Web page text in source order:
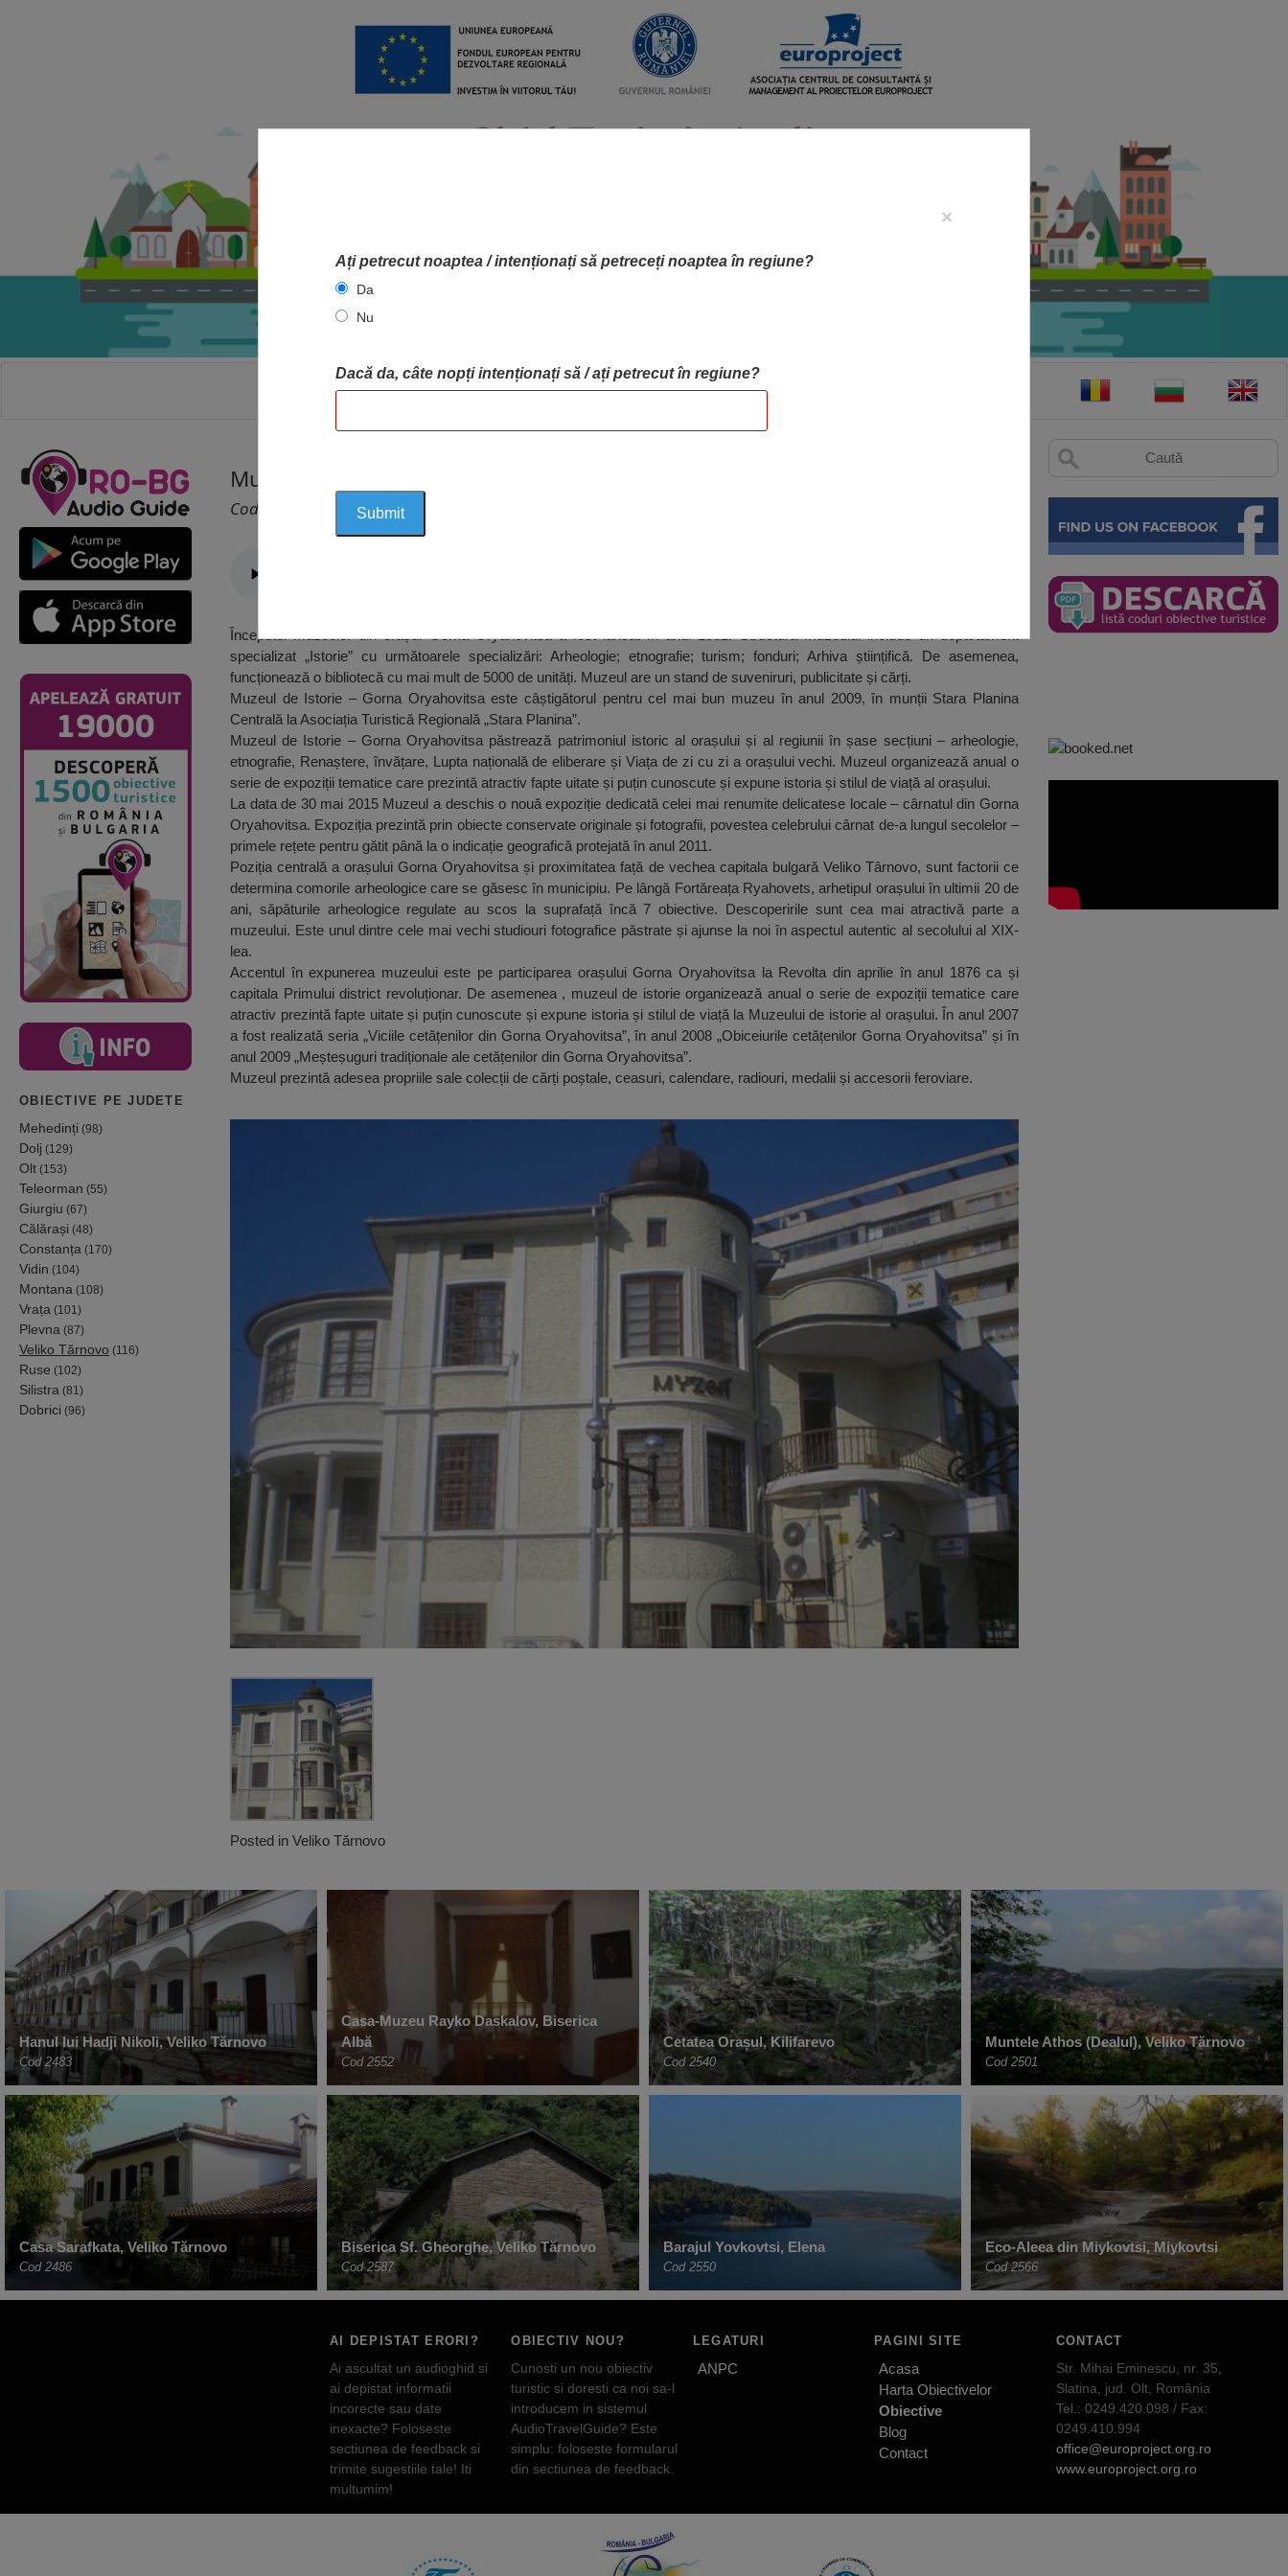
ACASA HARTA OBIECTIVELOR OBIECTIVE
OBIECTIVE PE JUDETE
Mehedinți (98)
Dolj (129)
Olt (153)
Teleorman (55)
Giurgiu (67)
Călărași (48)
Constanța (170)
Vidin (104)
Montana (108)
Vrața (101)
Plevna (87)
Veliko Tărnovo (116)
Ruse (102)
Silistra (81)
Dobrici (96)
Muzeul de Istorie, Gorna Oryahovitsa
Cod 2577
Începutul muzeelor din orașul Gorna Oryahovitsa a fost lansat în anul 1962. Structura muzeului include un departament
specializat „Istorie” cu următoarele specializări: Arheologie; etnografie; turism; fonduri; Arhiva științifică. De asemenea,
funcționează o bibliotecă cu mai mult de 5000 de unități. Muzeul are un stand de suveniruri, publicitate și cărți.
Muzeul de Istorie – Gorna Oryahovitsa este câștigătorul pentru cel mai bun muzeu în anul 2009, în munții Stara Planina
Centrală la Asociația Turistică Regională „Stara Planina”.
Muzeul de Istorie – Gorna Oryahovitsa păstrează patrimoniul istoric al orașului și al regiunii în șase secțiuni – arheologie,
etnografie, Renaștere, învățare, Lupta națională de eliberare și Viața de zi cu zi a orașului vechi. Muzeul organizează anual o
serie de expoziții tematice care prezintă atractiv fapte uitate și puțin cunoscute și expune istoria și stilul de viață al orașului.
La data de 30 mai 2015 Muzeul a deschis o nouă expoziție dedicată celei mai renumite delicatese locale – cârnatul din Gorna
Oryahovitsa. Expoziția prezintă prin obiecte conservate originale și fotografii, povestea celebrului cârnat de-a lungul secolelor –
primele rețete pentru gătit până la o indicație geografică protejată în anul 2011.
Poziția centrală a orașului Gorna Oryahovitsa și proximitatea față de vechea capitala bulgară Veliko Târnovo, sunt factorii ce
determina comorile arheologice care se găsesc în municipiu. Pe lângă Fortăreața Ryahovets, arhetipul orașului în ultimii 20 de
ani, săpăturile arheologice regulate au scos la suprafață încă 7 obiective. Descoperirile sunt cea mai atractivă parte a
muzeului. Este unul dintre cele mai vechi studiouri fotografice păstrate și ajunse la noi în aspectul autentic al secolului al XIX-
lea.
Accentul în expunerea muzeului este pe participarea orașului Gorna Oryahovitsa la Revolta din aprilie în anul 1876 ca și
capitala Primului district revoluționar. De asemenea , muzeul de istorie organizează anual o serie de expoziții tematice care
atractiv prezintă fapte uitate și puțin cunoscute și expune istoria și stilul de viață la Muzeului de istorie al orașului. În anul 2007
a fost realizată seria „Viciile cetățenilor din Gorna Oryahovitsa”, în anul 2008 „Obiceiurile cetățenilor Gorna Oryahovitsa” și în
anul 2009 „Meșteșuguri tradiționale ale cetățenilor din Gorna Oryahovitsa”.
Muzeul prezintă adesea propriile sale colecții de cărți poștale, ceasuri, calendare, radiouri, medalii și accesorii feroviare.
×
Ați petrecut noaptea / intenționați să petreceți noaptea în regiune?
Da
Nu
Dacă da, câte nopți intenționați să / ați petrecut în regiune?
Posted in Veliko Tărnovo
Hanul lui Hadji Nikoli, Veliko Tărnovo
Cod 2483
Casa-Muzeu Rayko Daskalov, Biserica
Albă
Cod 2552
Cetatea Orașul, Kilifarevo
Cod 2540
Muntele Athos (Dealul), Veliko Tărnovo
Cod 2501
Casa Sarafkata, Veliko Tărnovo
Cod 2486
Biserica Sf. Gheorghe, Veliko Tărnovo
Cod 2587
Barajul Yovkovtsi, Elena
Cod 2550
Eco-Aleea din Miykovtsi, Miykovtsi
Cod 2566
AI DEPISTAT ERORI?
Ai ascultat un audioghid si
ai depistat informatii
incorecte sau date
inexacte? Foloseste
sectiunea de feedback si
trimite sugestiile tale! Iti
multumim!
OBIECTIV NOU?
Cunosti un nou obiectiv
turistic si doresti ca noi sa-l
introducem in sistemul
AudioTravelGuide? Este
simplu: foloseste formularul
din sectiunea de feedback.
LEGATURI
ANPC
PAGINI SITE
Acasa
Harta Obiectivelor
Obiective
Blog
Contact
CONTACT
Str. Mihai Eminescu, nr. 35,
Slatina, jud. Olt, România
Tel.: 0249.420.098 / Fax:
0249.410.994
office@europroject.org.ro
www.europroject.org.ro